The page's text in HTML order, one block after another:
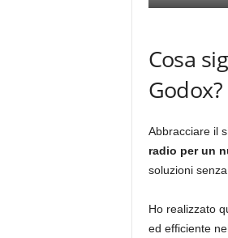
Cosa
Godox?
Abbracciare il
radio per un
soluzioni
Ho realizzato
ed efficiente